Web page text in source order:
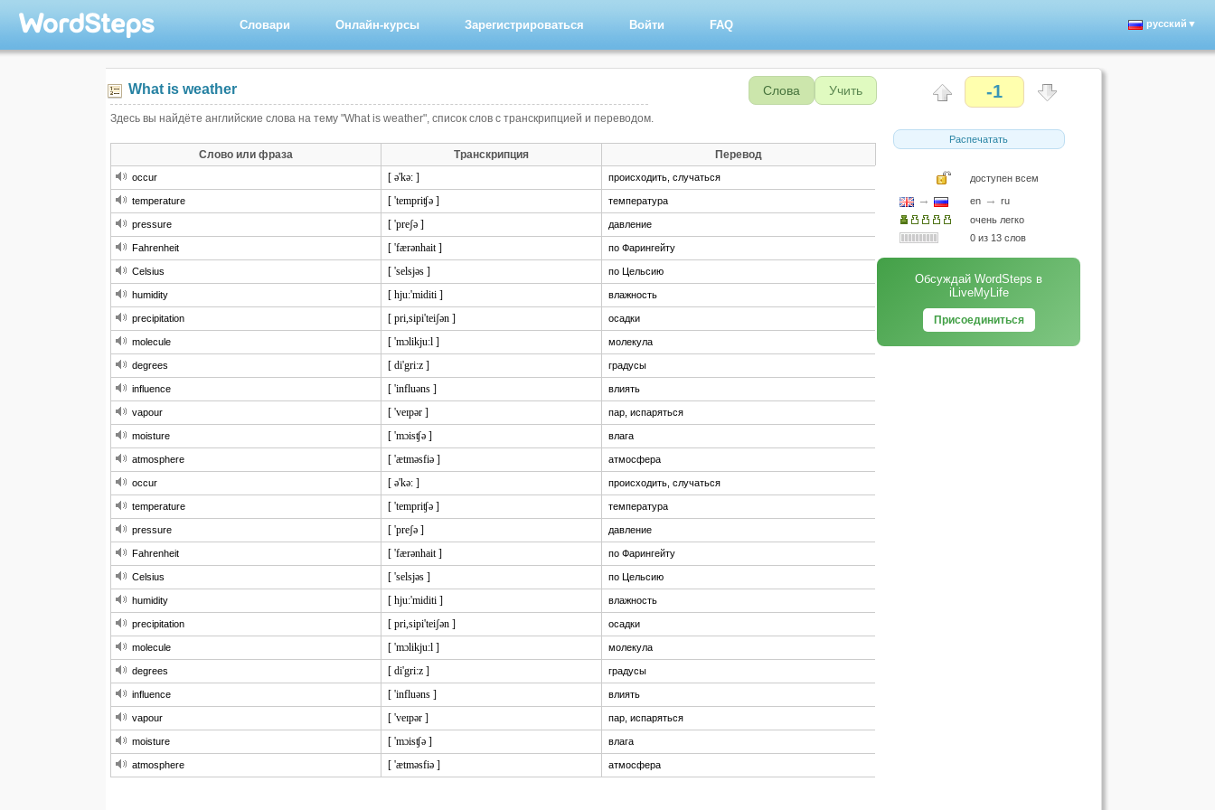
Словари Онлайн-курсы Зарегистрироваться Войти FAQ русский▼
What is weather Слова Учить
Здесь вы найдёте английские слова на тему "What is weather", список слов с транскрипцией и переводом.
Слово или фраза Транскрипция Перевод
occur [ ə'kə: ] происходить, случаться
temperature [ 'tempriʧə ] температура
pressure [ 'preʃə ] давление
Fahrenheit [ 'færənhait ] по Фарингейту
Celsius [ 'selsjəs ] по Цельсию
humidity [ hju:'miditi ] влажность
precipitation [ pri,sipi'teiʃən ] осадки
molecule [ 'mɔlikju:l ] молекула
degrees [ di'gri:z ] градусы
influence [ 'influəns ] влиять
vapour [ 'veɪpər ] пар, испаряться
moisture [ 'mɔisʧə ] влага
atmosphere [ 'ætməsfiə ] атмосфера
occur [ ə'kə: ] происходить, случаться
temperature [ 'tempriʧə ] температура
pressure [ 'preʃə ] давление
Fahrenheit [ 'færənhait ] по Фарингейту
Celsius [ 'selsjəs ] по Цельсию
humidity [ hju:'miditi ] влажность
precipitation [ pri,sipi'teiʃən ] осадки
molecule [ 'mɔlikju:l ] молекула
degrees [ di'gri:z ] градусы
influence [ 'influəns ] влиять
vapour [ 'veɪpər ] пар, испаряться
moisture [ 'mɔisʧə ] влага
atmosphere [ 'ætməsfiə ] атмосфера
-1
Распечатать
доступен всем
→ en → ru
очень легко
0 из 13 слов
Обсуждай WordSteps в
iLiveMyLife
Присоединиться